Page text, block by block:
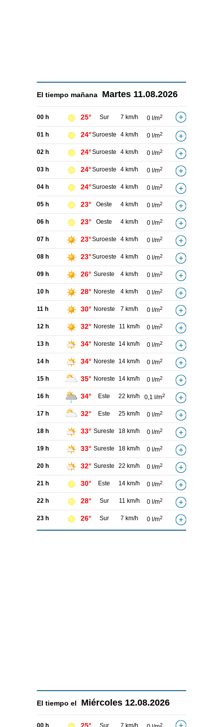
El tiempo mañana Martes 11.08.2026
00 h 25° Sur 7 km/h 0 l/m2
01 h 24°Suroeste 4 km/h 0 l/m2
02 h 24°Suroeste 4 km/h 0 l/m2
03 h 24°Suroeste 4 km/h 0 l/m2
04 h 24°Suroeste 4 km/h 0 l/m2
05 h 23° Oeste 4 km/h 0 l/m2
06 h 23° Oeste 4 km/h 0 l/m2
07 h 23°Suroeste 4 km/h 0 l/m2
08 h 23°Suroeste 4 km/h 0 l/m2
09 h 26° Sureste 4 km/h 0 l/m2
10 h 28° Noreste 4 km/h 0 l/m2
11 h 30° Noreste 7 km/h 0 l/m2
12 h 32° Noreste 11 km/h 0 l/m2
13 h 34° Noreste 14 km/h 0 l/m2
14 h 34° Noreste 14 km/h 0 l/m2
15 h 35° Noreste 14 km/h 0 l/m2
16 h 34° Este 22 km/h 0,1 l/m2
17 h 32° Este 25 km/h 0 l/m2
18 h 33° Sureste 18 km/h 0 l/m2
19 h 33° Sureste 18 km/h 0 l/m2
20 h 32° Sureste 22 km/h 0 l/m2
21 h 30° Este 14 km/h 0 l/m2
22 h 28° Sur 11 km/h 0 l/m2
23 h 26° Sur 7 km/h 0 l/m2
El tiempo el Miércoles 12.08.2026
2